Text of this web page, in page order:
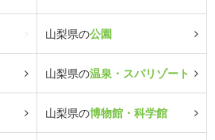
山梨県の公園
山梨県の温泉・スパリゾート
山梨県の博物館・科学館